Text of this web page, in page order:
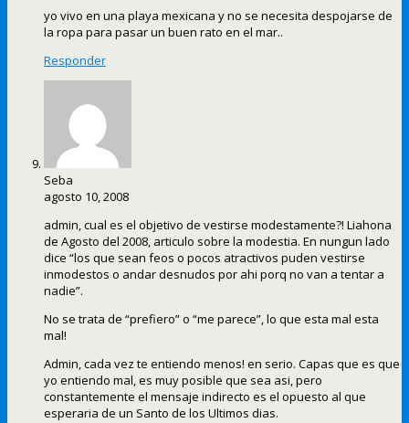
yo vivo en una playa mexicana y no se necesita despojarse de
la ropa para pasar un buen rato en el mar..
Responder
Seba
agosto 10, 2008
admin, cual es el objetivo de vestirse modestamente?! Liahona
de Agosto del 2008, articulo sobre la modestia. En nungun lado
dice “los que sean feos o pocos atractivos puden vestirse
inmodestos o andar desnudos por ahi porq no van a tentar a
nadie”.
No se trata de “prefiero” o “me parece”, lo que esta mal esta
mal!
Admin, cada vez te entiendo menos! en serio. Capas que es que
yo entiendo mal, es muy posible que sea asi, pero
constantemente el mensaje indirecto es el opuesto al que
esperaria de un Santo de los Ultimos dias.